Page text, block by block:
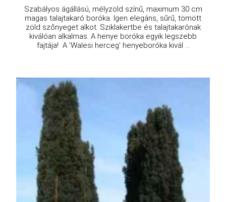
Szabályos ágállású, mélyzöld színű, maximum 30 cm
magas talajtakaró boróka. Igen elegáns, sűrű, tömött
zöld szőnyeget alkot. Sziklakertbe és talajtakarónak
kiválóan alkalmas. A henye boróka egyik legszebb
fajtája! A 'Walesi herceg' henyeboróka kivál ...